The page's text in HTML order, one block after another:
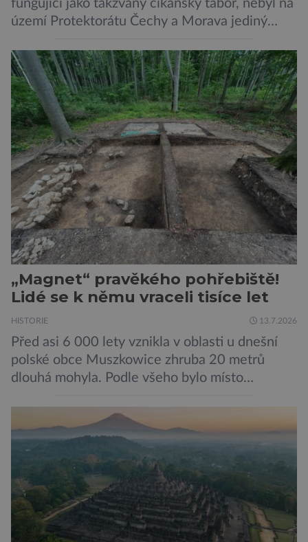
fungující jako takzvaný cikánský tábor, nebyl na
území Protektorátu Čechy a Morava jediný
v Hodoníně u Kunštátu. Jeho pozůstatky byly
nedávno odkrývány archeology. Někteří z asi
1400 Romů a Sintů, kteří byli v táboře
internováni, v něm vydechli naposledy. Jiné
čekal transport do […]
„Magnet“ pravěkého pohřebiště!
Lidé se k němu vraceli tisíce let
HISTORIE 13.7.2026
Před asi 6 000 lety vznikla v oblasti u dnešní
polské obce Muszkowice zhruba 20 metrů
dlouhá mohyla. Podle všeho bylo místo
soudí z dalších, o dost mladších kruhových
mohyl, které se nacházejí v ose té starší. Na
archeologických pracích se podíleli experti ze
Západočeské univerzity v Plzni, […]